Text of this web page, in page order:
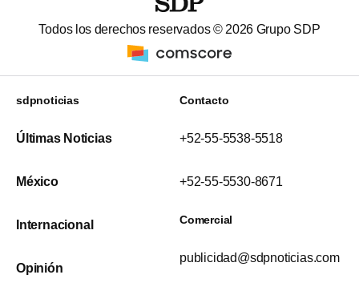
Todos los derechos reservados © 2026 Grupo SDP
sdpnoticias
Últimas Noticias
México
Internacional
Opinión
Contacto
+52-55-5538-5518
+52-55-5530-8671
Comercial
publicidad@sdpnoticias.com